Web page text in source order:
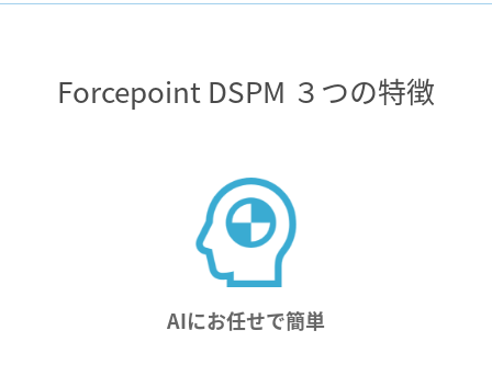
Forcepoint DSPM ３つの特徴
AIにお任せで簡単